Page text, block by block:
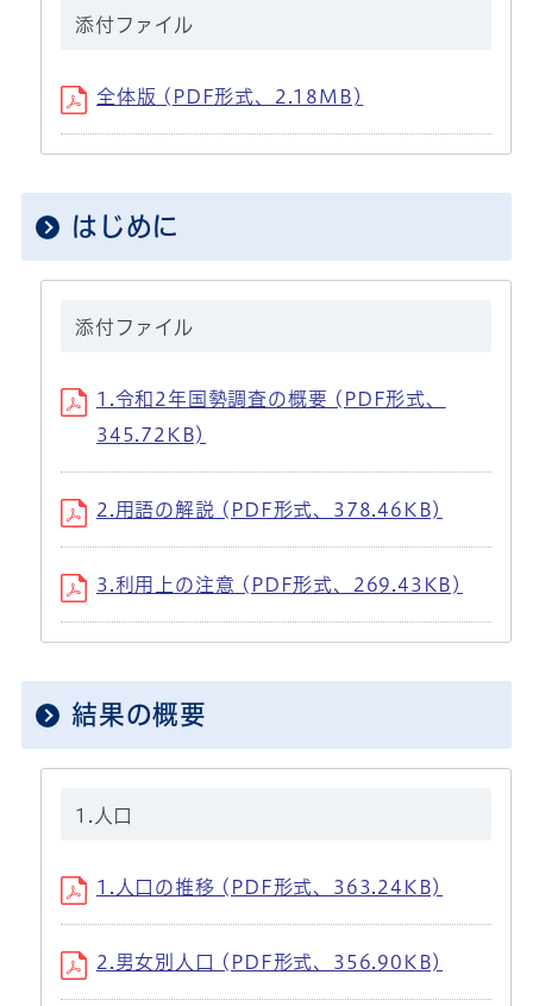
添付ファイル
全体版 (PDF形式、2.18MB)
はじめに
添付ファイル
1.令和2年国勢調査の概要 (PDF形式、
345.72KB)
2.用語の解説 (PDF形式、378.46KB)
3.利用上の注意 (PDF形式、269.43KB)
結果の概要
1.人口
1.人口の推移 (PDF形式、363.24KB)
2.男女別人口 (PDF形式、356.90KB)